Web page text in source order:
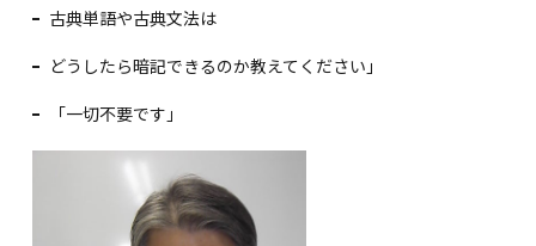
古典単語や古典文法は
どうしたら暗記できるのか教えてください」
「一切不要です」